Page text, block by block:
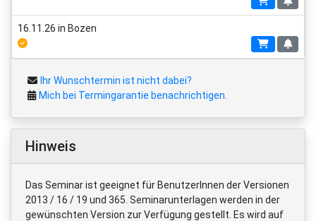
16.11.26 in Bozen
Ihr Wunschtermin ist nicht dabei?
Mich bei Termingarantie benachrichtigen.
Hinweis
Das Seminar ist geeignet für BenutzerInnen der Versionen
2013 / 16 / 19 und 365. Seminarunterlagen werden in der
gewünschten Version zur Verfügung gestellt. Es wird auf